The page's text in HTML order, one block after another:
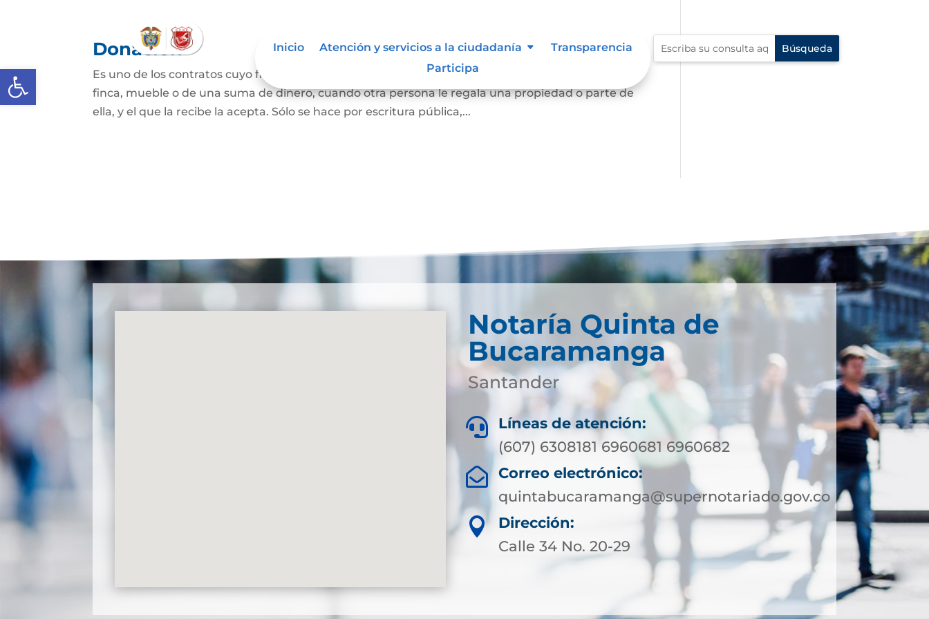
Abrir barra de herramientas
Inicio Atención y servicios a la ciudadanía
Transparencia
Participa
Donación
Es uno de los contratos cuyo fin es que una persona se convierta en dueña de una vivienda, lote,
finca, mueble o de una suma de dinero, cuando otra persona le regala una propiedad o parte de
ella, y el que la recibe la acepta. Sólo se hace por escritura pública,...
Notaría Quinta de
Bucaramanga
Santander

Líneas de atención:
(607) 6308181 6960681 6960682

Correo electrónico:
quintabucaramanga@supernotariado.gov.co

Dirección:
Calle 34 No. 20-29